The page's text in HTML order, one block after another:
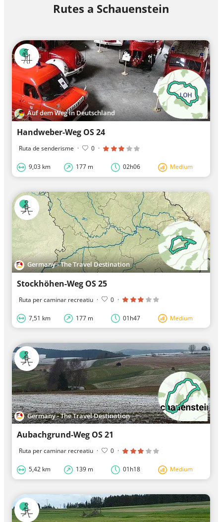
Rutes a Schauenstein
Auf dem Weg in Deutschland
Handweber-Weg OS 24
Ruta de senderisme · 0 ·
9,03 km 177 m 02h06 Medium
Germany - The Travel Destination
Stockhöhen-Weg OS 25
Ruta per caminar recreatiu · 0 ·
7,51 km 177 m 01h47 Medium
Germany - The Travel Destination
Aubachgrund-Weg OS 21
Ruta per caminar recreatiu · 0 ·
5,42 km 139 m 01h18 Medium